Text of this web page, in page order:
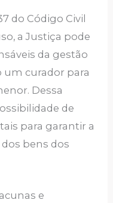
do Código Civil
a Justiça pode
da gestão
curador para
Dessa
de
para garantir a
bens dos
e